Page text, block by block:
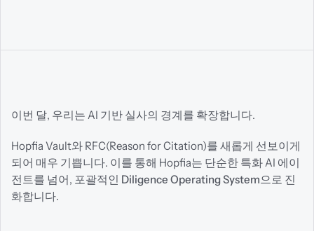
이번 달, 우리는 AI 기반 실사의 경계를 확장합니다.
Hopfia Vault와 RFC(Reason for Citation)를 새롭게 선보이게
되어 매우 기쁩니다. 이를 통해 Hopfia는 단순한 특화 AI 에이
전트를 넘어, 포괄적인 Diligence Operating System으로 진
화합니다.